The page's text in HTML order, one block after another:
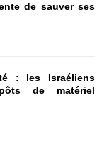
de sauver ses
: les Israéliens
de matériel